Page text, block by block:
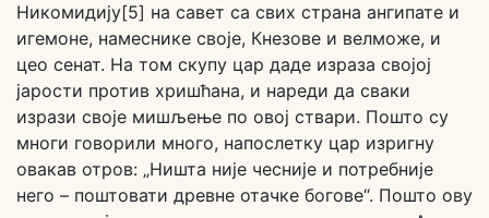
Никомидију[5] на савет са свих страна ангипате и
игемоне, намеснике своје, Кнезове и велможе, и
цео сенат. На том скупу цар даде израза својој
јарости против хришћана, и нареди да сваки
изрази своје мишљење по овој ствари. Пошто су
многи говорили много, напослетку цар изригну
овакав отров: „Ништа није чесније и потребније
него – поштовати древне отачке богове“. Пошто ову